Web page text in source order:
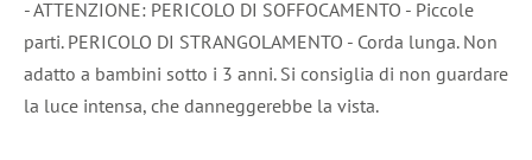
- ATTENZIONE: PERICOLO DI SOFFOCAMENTO - Piccole
parti. PERICOLO DI STRANGOLAMENTO - Corda lunga. Non
adatto a bambini sotto i 3 anni. Si consiglia di non guardare
la luce intensa, che danneggerebbe la vista.